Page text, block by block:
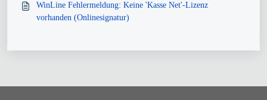
WinLine Fehlermeldung: Keine 'Kasse Net'-Lizenz
vorhanden (Onlinesignatur)